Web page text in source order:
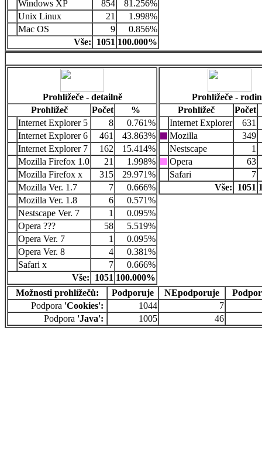
Windows XP
854
81.256%
Unix Linux
21
1.998%
Mac OS
9
0.856%
Vše:
1051 100.000%
Prohlížeče - detailně
Prohlížeč
Počet
%
Internet Explorer 5
8
0.761%
Internet Explorer 6
461
43.863%
Internet Explorer 7
162
15.414%
Mozilla Firefox 1.0
21
1.998%
Mozilla Firefox x
315
29.971%
Mozilla Ver. 1.7
7
0.666%
Mozilla Ver. 1.8
6
0.571%
Nestscape Ver. 7
1
0.095%
Opera ???
58
5.519%
Opera Ver. 7
1
0.095%
Opera Ver. 8
4
0.381%
Safari x
7
0.666%
Vše:
1051 100.000%
Prohlížeče -
Prohlížeč
Počet
Internet Explorer
631
Mozilla
349
Nestscape
1
Opera
63
Safari
7
Vše:
1051
Možnosti prohlížečů: Podporuje NEpodporuje
Podpora 'Cookies': 1044
7
Podpora 'Java': 1005 46